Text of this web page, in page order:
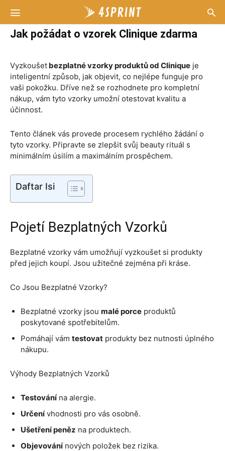
Jak požádat o vzorek Clinique zdarma
Vyzkoušet bezplatné vzorky produktů od Clinique je
inteligentní způsob, jak objevit, co nejlépe funguje pro
vaši pokožku. Dříve než se rozhodnete pro kompletní
nákup, vám tyto vzorky umožní otestovat kvalitu a
účinnost.
Tento článek vás provede procesem rychlého žádání o
tyto vzorky. Připravte se zlepšit svůj beauty rituál s
minimálním úsilím a maximálním prospěchem.
Daftar Isi
Pojetí Bezplatných Vzorků
Bezplatné vzorky vám umožňují vyzkoušet si produkty
před jejich koupí. Jsou užitečné zejména při kráse.
Co Jsou Bezplatné Vzorky?
Bezplatné vzorky jsou malé porce produktů
poskytované spotřebitelům.
Pomáhají vám testovat produkty bez nutnosti úplného
nákupu.
Výhody Bezplatných Vzorků
Testovánína alergie.
Určenívhodnosti pro vás osobně.
Ušetření peněz na produktech.
Objevovánínových položek bez rizika.